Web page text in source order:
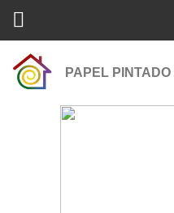
PAPEL